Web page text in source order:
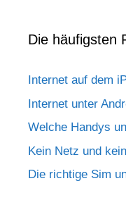
Die häufigsten
Internet auf dem
Internet unter
Welche Handys
Kein Netz und
Die richtige Sim